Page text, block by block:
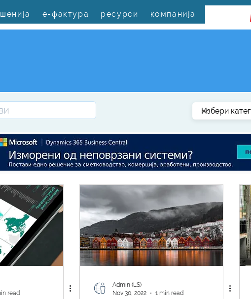
е-фактура ресурси компанија
read
Admin (LS)
Nov 30, 2022
1 min read